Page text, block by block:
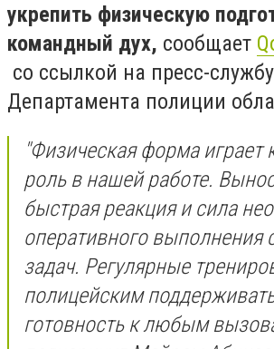
укрепить физическую
командный дух, сообщает
со ссылкой на пресс-службу
Департамента полиции
"Физическая форма
роль в нашей работе.
быстрая реакция и сила
оперативного выполнения
задач. Регулярные
полицейским
готовность к любым